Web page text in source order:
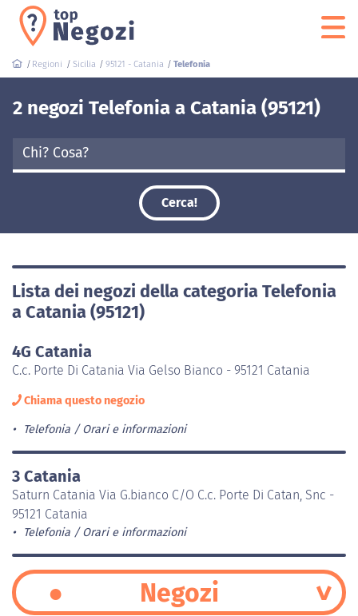
Regioni Sicilia 95121 - Catania Telefonia
2 negozi Telefonia a Catania (95121)
Cerca!
Lista dei negozi della categoria Telefonia
a Catania (95121)
4G Catania
C.c. Porte Di Catania Via Gelso Bianco - 95121 Catania
Chiama questo negozio
Telefonia Orari e informazioni
3 Catania
Saturn Catania Via G.bianco C/O C.c. Porte Di Catan, Snc -
95121 Catania
Telefonia Orari e informazioni
Negozi